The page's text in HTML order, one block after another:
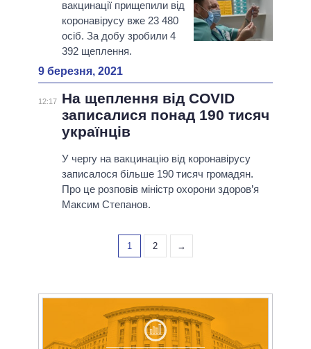
вакцинації прищепили від
коронавірусу вже 23 480
осіб. За добу зробили 4
392 щеплення.
9 березня, 2021
12:17
На щеплення від COVID
записалися понад 190 тисяч
українців
У чергу на вакцинацію від коронавірусу
записалося більше 190 тисяч громадян.
Про це розповів міністр охорони здоров’я
Максим Степанов.
1 2 →